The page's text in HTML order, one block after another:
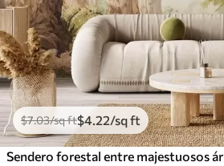
$7.03/sq ft$4 .22/sq ft